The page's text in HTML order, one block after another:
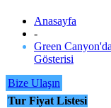
Anasayfa
-
Green
Gösterisi
Bize Ulaşın
Tur Fiyat Listesi